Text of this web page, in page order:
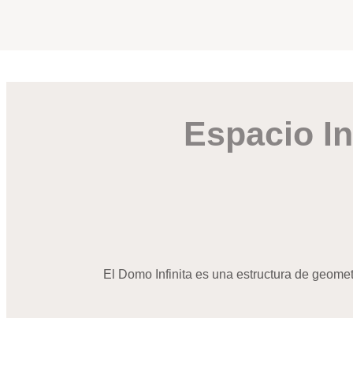
Espacio
El Domo Infinita es una estructura de